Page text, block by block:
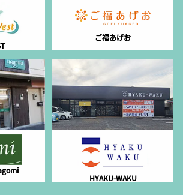
ご福あげお
HYAKU-WAKU